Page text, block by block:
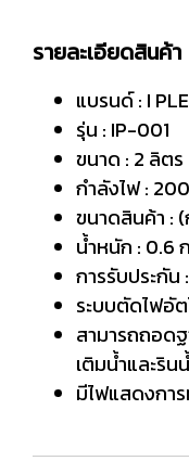
รายละเอียดสินค้า
แบรนด์ : I
รุ่น : IP-001
ขนาด : 2 ลิตร
กำลังไฟ :
ขนาดสินค้า : (
น้ำหนัก : 0.6
การรับประกัน
ระบบตัดไฟอั
สามารถถอด
เติมน้ำและริน
มีไฟแสดงกา